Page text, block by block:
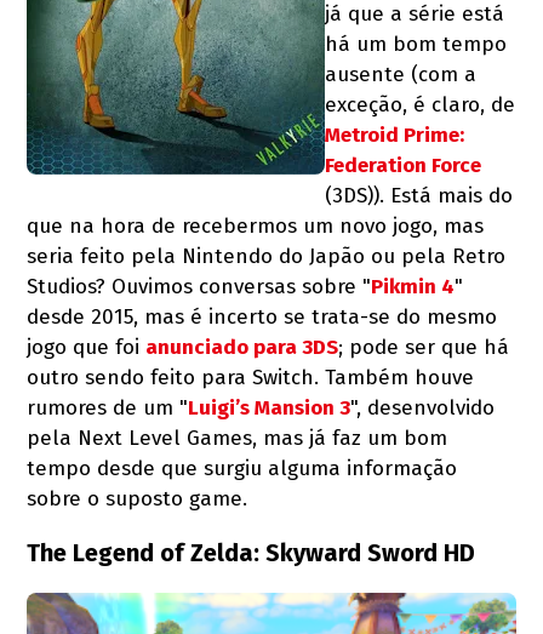
já que a série está
há um bom tempo
ausente (com a
exceção, é claro, de
Metroid Prime:
Federation Force
(3DS)). Está mais do
que na hora de recebermos um novo jogo, mas
seria feito pela Nintendo do Japão ou pela Retro
Studios? Ouvimos conversas sobre "Pikmin 4"
desde 2015, mas é incerto se trata-se do mesmo
jogo que foi anunciado para 3DS; pode ser que há
outro sendo feito para Switch. Também houve
rumores de um "Luigi’s Mansion 3", desenvolvido
pela Next Level Games, mas já faz um bom
tempo desde que surgiu alguma informação
sobre o suposto game.
The Legend of Zelda: Skyward Sword HD